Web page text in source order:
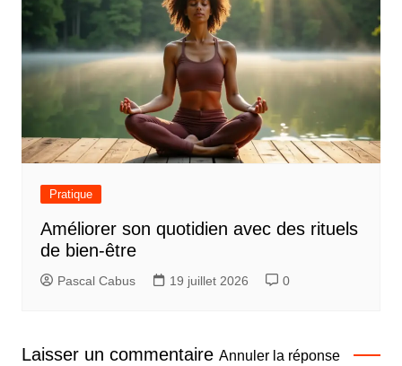
Pratique
Améliorer son quotidien avec des rituels
de bien-être
Pascal Cabus 19 juillet 2026 0
Laisser un commentaire Annuler la réponse